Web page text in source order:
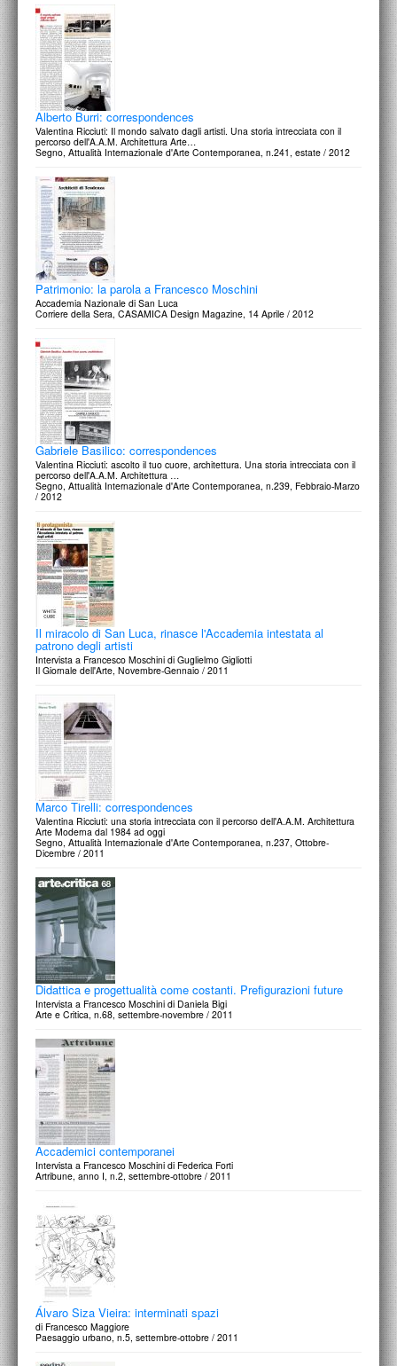
Alberto Burri: correspondences
Valentina Ricciuti: Il mondo salvato dagli artisti. Una storia intrecciata con il
percorso dell'A.A.M. Architettura Arte…
Segno, Attualità Internazionale d'Arte Contemporanea, n.241, estate / 2012
Patrimonio: la parola a Francesco Moschini
Accademia Nazionale di San Luca
Corriere della Sera, CASAMICA Design Magazine, 14 Aprile / 2012
Gabriele Basilico: correspondences
Valentina Ricciuti: ascolto il tuo cuore, architettura. Una storia intrecciata con il
percorso dell'A.A.M. Architettura …
Segno, Attualità Internazionale d'Arte Contemporanea, n.239, Febbraio-Marzo
/ 2012
Il miracolo di San Luca, rinasce l'Accademia intestata al
patrono degli artisti
Intervista a Francesco Moschini di Guglielmo Gigliotti
Il Giornale dell'Arte, Novembre-Gennaio / 2011
Marco Tirelli: correspondences
Valentina Ricciuti: una storia intrecciata con il percorso dell'A.A.M. Architettura
Arte Moderna dal 1984 ad oggi
Segno, Attualità Internazionale d'Arte Contemporanea, n.237, Ottobre-
Dicembre / 2011
Didattica e progettualità come costanti. Prefigurazioni future
Intervista a Francesco Moschini di Daniela Bigi
Arte e Critica, n.68, settembre-novembre / 2011
Accademici contemporanei
Intervista a Francesco Moschini di Federica Forti
Artribune, anno I, n.2, settembre-ottobre / 2011
Álvaro Siza Vieira: interminati spazi
di Francesco Maggiore
Paesaggio urbano, n.5, settembre-ottobre / 2011